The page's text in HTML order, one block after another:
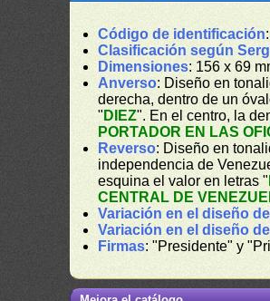
Código de identificación:
Clasificación según
Dimensiones: 156 x 69
Anverso: Diseño en
derecha, dentro de un
" DIEZ". En el centro, la
PORTADOR EN LAS
Reverso: Diseño en
independencia de
esquina el valor en letras "
CENTRAL DE
Variación en el diseño
Variación en el diseño
Firmas: "Presidente" y